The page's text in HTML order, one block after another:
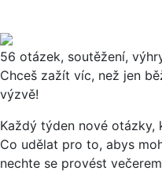
56 otázek, soutěžení,
Chceš zažít víc, než jen
výzvě!
Každý týden nové otázky,
Co udělat pro to, abys
nechte se provést